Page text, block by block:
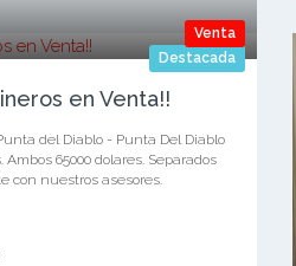
Destacada
Venta
en Venta!!
del Diablo - Punta Del Diablo
65000 dolares. Separados
con nuestros asesores.